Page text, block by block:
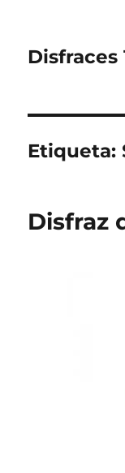
Disfraces
Etiqueta:
Disfraz